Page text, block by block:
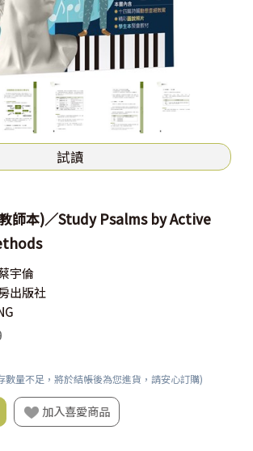
試讀
師本)／Study Psalms by Active
宇倫
出版社
數量不足，將於結帳後為您進貨，請安心訂購)
加入喜愛商品